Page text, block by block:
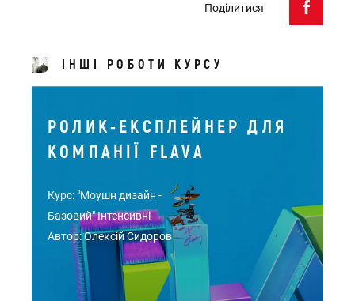
Поділитися
ІНШІ РОБОТИ КУРСУ
РОЛИК-ЕКСПЛЕЙНЕР ДЛЯ
КОМПАНІЇ FLAVA
Курс: "Моушн дизайн -
Базовий" Інтенсивні
Автор: Олексій Сидоров